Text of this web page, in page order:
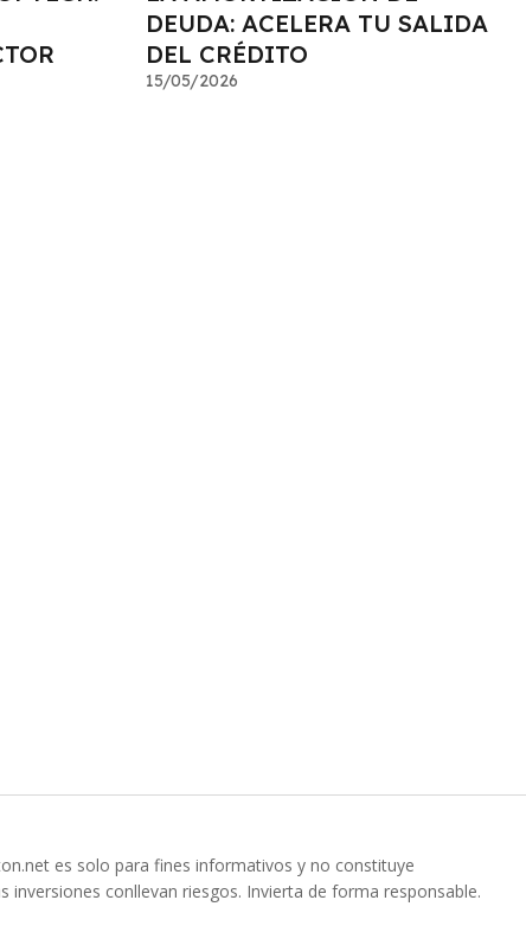
DEUDA: ACELERA TU SALIDA
DEL CRÉDITO
15/05/2026
es solo para fines informativos y no constituye
inversiones conllevan riesgos. Invierta de forma responsable.